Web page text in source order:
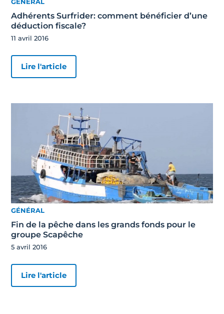
Adhérents Surfrider: comment bénéficier d’une
déduction fiscale?
11 avril 2016
Lire l'article
GÉNÉRAL
Fin de la pêche dans les grands fonds pour le
groupe Scapêche
5 avril 2016
Lire l'article